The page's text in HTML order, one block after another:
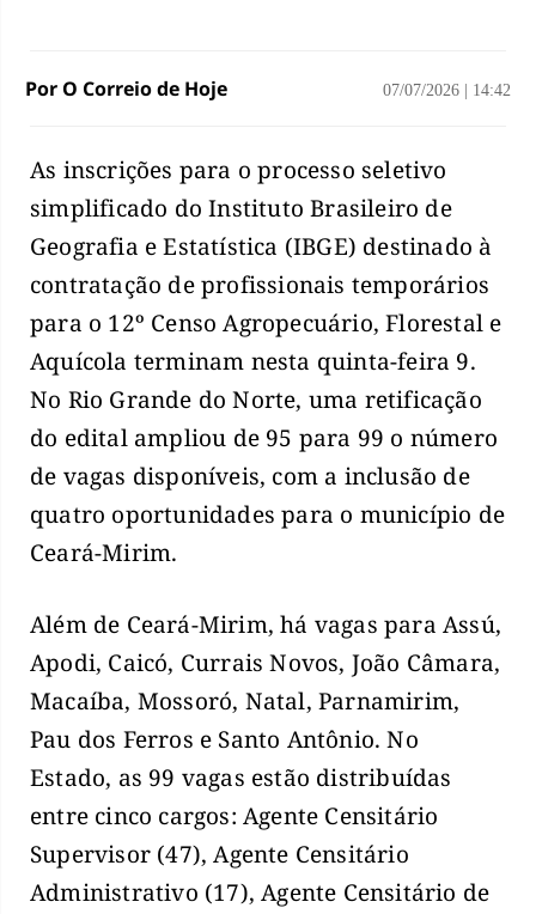
Por O Correio de Hoje 07/07/2026 14:42
As inscrições para o processo seletivo
simplificado do Instituto Brasileiro de
Geografia e Estatística (IBGE) destinado à
contratação de profissionais temporários
para o 12º Censo Agropecuário, Florestal e
Aquícola terminam nesta quinta-feira 9.
No Rio Grande do Norte, uma retificação
do edital ampliou de 95 para 99 o número
de vagas disponíveis, com a inclusão de
quatro oportunidades para o município de
Ceará-Mirim.
Além de Ceará-Mirim, há vagas para Assú,
Apodi, Caicó, Currais Novos, João Câmara,
Macaíba, Mossoró, Natal, Parnamirim,
Pau dos Ferros e Santo Antônio. No
Estado, as 99 vagas estão distribuídas
entre cinco cargos: Agente Censitário
Supervisor (47), Agente Censitário
Administrativo (17), Agente Censitário de